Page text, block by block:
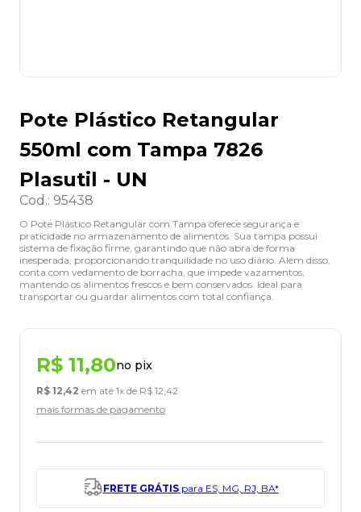
Pote Plástico Retangular
550ml com Tampa 7826
Plasutil - UN
Cod.: 95438
O Pote Plástico Retangular com Tampa oferece segurança e
praticidade no armazenamento de alimentos. Sua tampa possui
sistema de fixação firme, garantindo que não abra de forma
inesperada, proporcionando tranquilidade no uso diário. Além disso,
conta com vedamento de borracha, que impede vazamentos,
mantendo os alimentos frescos e bem conservados. Ideal para
transportar ou guardar alimentos com total confiança.
R$ 11,80no pix
R$ 12,42 em até 1x de R$ 12,42
mais formas de pagamento
FRETE GRÁTISpara ES, MG, RJ, BA*